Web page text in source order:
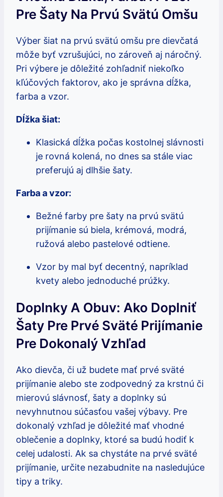
Pre Šaty Na Prvú Svätú Omšu
Výber šiat na prvú svätú omšu pre dievčatá
môže byť vzrušujúci, no zároveň aj náročný.
Pri výbere je dôležité zohľadniť niekoľko
kľúčových faktorov, ako je správna dĺžka,
farba a vzor.
Dĺžka šiat:
Klasická dĺžka počas kostolnej slávnosti
je rovná kolená, no dnes sa stále viac
preferujú aj dlhšie šaty.
Farba a vzor:
Bežné farby pre šaty na prvú svätú
prijímanie sú biela, krémová, modrá,
ružová alebo pastelové odtiene.
Vzor by mal byť decentný, napríklad
kvety alebo jednoduché prúžky.
Doplnky A Obuv: Ako Doplniť
Šaty Pre Prvé Sväté Prijímanie
Pre Dokonalý Vzhľad
Ako dievča, či už budete mať prvé sväté
prijímanie alebo ste zodpovedný za krstnú či
mierovú slávnosť, šaty a doplnky sú
nevyhnutnou súčasťou vašej výbavy. Pre
dokonalý vzhľad je dôležité mať vhodné
oblečenie a doplnky, ktoré sa budú hodiť k
celej udalosti. Ak sa chystáte na prvé sväté
prijímanie, určite nezabudnite na nasledujúce
tipy a triky.